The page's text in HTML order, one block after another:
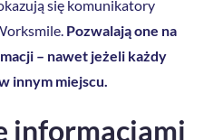
się komunikatory
Pozwalają one na
– nawet jeżeli każdy
innym miejscu.
informacjami